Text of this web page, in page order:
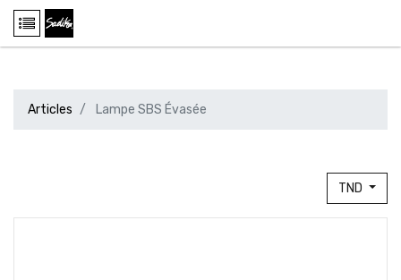
Articles Lampe SBS Évasée
TND